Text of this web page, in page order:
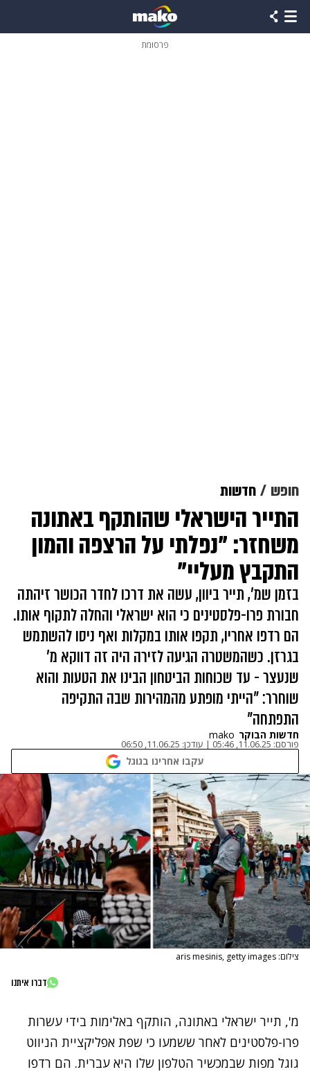
פרסומת
חופש חדשות
התייר הישראלי שהותקף באתונה
משחזר: "נפלתי על הרצפה והמון
התקבץ מעליי"
בזמן שמ', תייר ביוון, עשה את דרכו לחדר הכושר זיהתה
חבורת פרו-פלסטינים כי הוא ישראלי והחלה לתקוף אותו.
הם רדפו אחריו, תקפו אותו במקלות ואף ניסו להשתמש
בגרזן. כשהמשטרה הגיעה לזירה היה זה דווקא מ'
שנעצר - עד שכוחות הביטחון הבינו את הטעות והוא
שוחרר: "הייתי מופתע מהמהירות שבה התקיפה
התפתחה"
חדשות הבוקר mako
פורסם: 11.06.25, 05:46
| עודכן: 11.06.25, 06:50
עקבו אחרינו בגוגל
צילום: aris mesinis, getty images
דברו איתנו
מ', תייר ישראלי באתונה, הותקף באלימות בידי עשרות
פרו-פלסטינים לאחר ששמעו כי שפת אפליקציית הניווט
גוגל מפות שבמכשיר הטלפון שלו היא עברית. הם רדפו